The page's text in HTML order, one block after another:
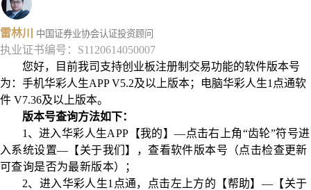
雷林川 中国证券业协会认证投资顾问
执业证书编号：S1120614050007
您好，目前我司支持创业板注册制交易功能的软件版本号
为：手机华彩人生APP V5.2及以上版本；电脑华彩人生1点通软
件 V7.36及以上版本。
版本号查询方法如下：
1、 进入华彩人生APP【我的】—点击右上角“齿轮”符号进
入系统设置—【关于我们】，查看软件版本号（点击检查更新
可查询是否为最新版本）；
2、进入华彩人生1点通，点击左上方的【帮助】—【关于